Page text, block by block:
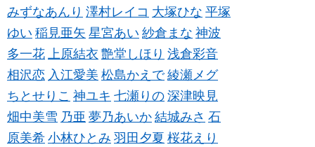
みずなあんり 澤村レイコ 大塚ひな 平塚
ゆい 稲見亜矢 星宮あい 紗倉まな 神波
多一花 上原結衣 艶堂しほり 浅倉彩音
相沢恋 入江愛美 松島かえで 綾瀬メグ
ちとせりこ 神ユキ 七瀬りの 深津映見
畑中美雪 乃亜 夢乃あいか 結城みさ 石
原美希 小林ひとみ 羽田夕夏 桜花えり